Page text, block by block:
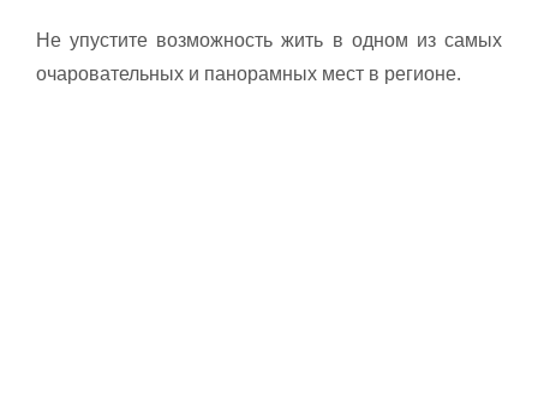
Не упустите возможность жить в одном из самых
очаровательных и панорамных мест в регионе.